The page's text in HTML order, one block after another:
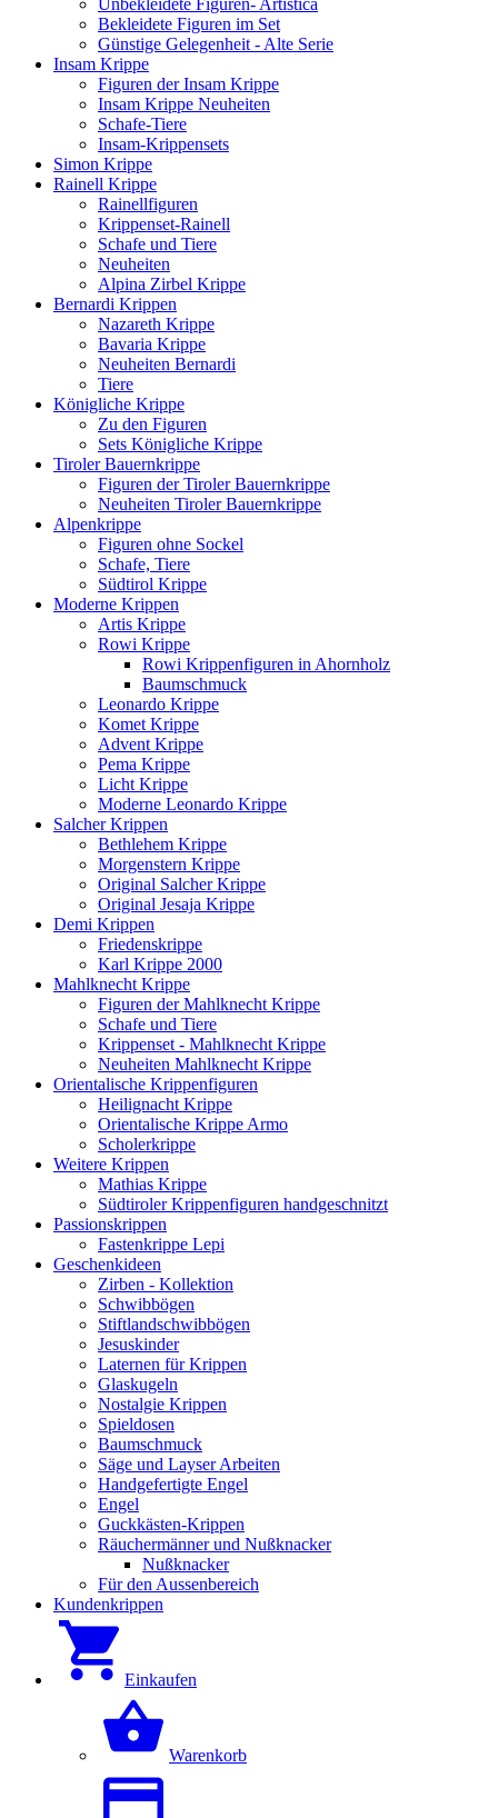
Unbekleidete Figuren- Artistica
Bekleidete Figuren im Set
Günstige Gelegenheit - Alte Serie
Insam Krippe
Figuren der Insam Krippe
Insam Krippe Neuheiten
Schafe-Tiere
Insam-Krippensets
Simon Krippe
Rainell Krippe
Rainellfiguren
Krippenset-Rainell
Schafe und Tiere
Neuheiten
Alpina Zirbel Krippe
Bernardi Krippen
Nazareth Krippe
Bavaria Krippe
Neuheiten Bernardi
Tiere
Königliche Krippe
Zu den Figuren
Sets Königliche Krippe
Tiroler Bauernkrippe
Figuren der Tiroler Bauernkrippe
Neuheiten Tiroler Bauernkrippe
Alpenkrippe
Figuren ohne Sockel
Schafe, Tiere
Südtirol Krippe
Moderne Krippen
Artis Krippe
Rowi Krippe
Rowi Krippenfiguren in Ahornholz
Baumschmuck
Leonardo Krippe
Komet Krippe
Advent Krippe
Pema Krippe
Licht Krippe
Moderne Leonardo Krippe
Salcher Krippen
Bethlehem Krippe
Morgenstern Krippe
Original Salcher Krippe
Original Jesaja Krippe
Demi Krippen
Friedenskrippe
Karl Krippe 2000
Mahlknecht Krippe
Figuren der Mahlknecht Krippe
Schafe und Tiere
Krippenset - Mahlknecht Krippe
Neuheiten Mahlknecht Krippe
Orientalische Krippenfiguren
Heilignacht Krippe
Orientalische Krippe Armo
Scholerkrippe
Weitere Krippen
Mathias Krippe
Südtiroler Krippenfiguren handgeschnitzt
Passionskrippen
Fastenkrippe Lepi
Geschenkideen
Zirben - Kollektion
Schwibbögen
Stiftlandschwibbögen
Jesuskinder
Laternen für Krippen
Glaskugeln
Nostalgie Krippen
Spieldosen
Baumschmuck
Säge und Layser Arbeiten
Handgefertigte Engel
Engel
Guckkästen-Krippen
Räuchermänner und Nußknacker
Nußknacker
Für den Aussenbereich
Kundenkrippen
Einkaufen
Warenkorb